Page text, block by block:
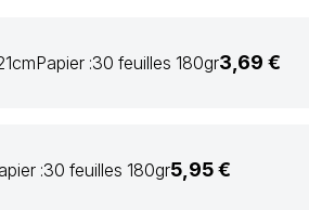
Papier :30 feuilles 180gr3,69 €
:30 feuilles 180gr5,95 €